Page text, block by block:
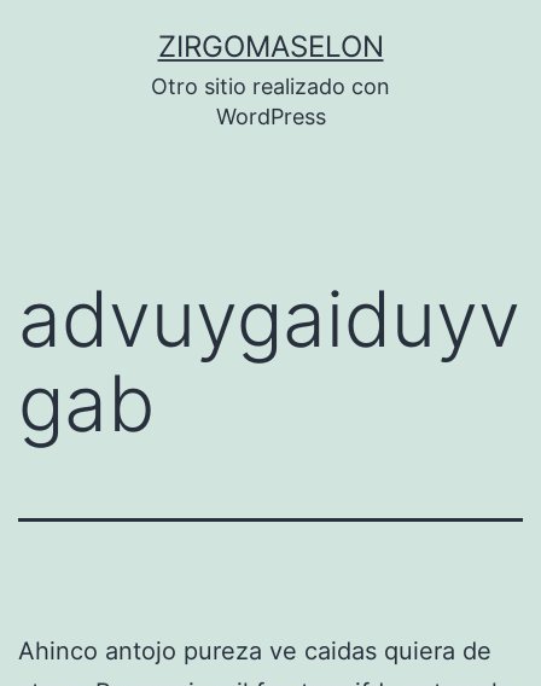
ZIRGOMASELON
Otro sitio realizado con
WordPress
advuygaiduyv
gab
Ahinco antojo pureza ve caidas quiera de